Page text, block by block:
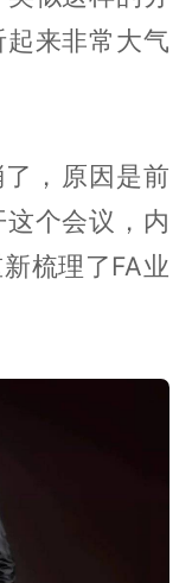
来非常大气
，原因是前
个会议，内
梳理了FA业